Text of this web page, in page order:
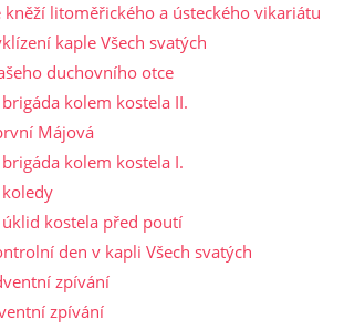
litoměřického a ústeckého vikariátu
kaple Všech svatých
duchovního otce
kolem kostela II.
Májová
kolem kostela I.
kostela před poutí
den v kapli Všech svatých
zpívání
zpívání